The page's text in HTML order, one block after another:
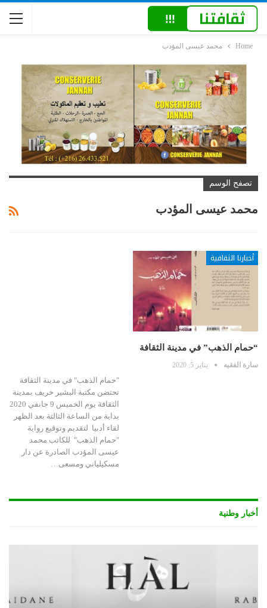
Home محمد عيسى المؤدب
تصفح الوسم
محمد عيسى المؤدب
أخبارنا الثقافية
“حمام الذهب” في مدينة الثقافة
سارة الفقيه يناير 5, 2020
"حمام الذهب" في مدينة الثقافة
تحتضن مكتبة البشير خريف بمدينة
الثقافة يوم الخميس 9 جانفي 2020
بداية من الساعة الثالثة بعد الظهر
لقاء أدبيا لتقديم وتوقيع رواية
"حمام الذهب" للكاتب محمد
عيسى المؤدب الصادرة عن دار
مسكيلياني ومسعى…
أخبار وطنية